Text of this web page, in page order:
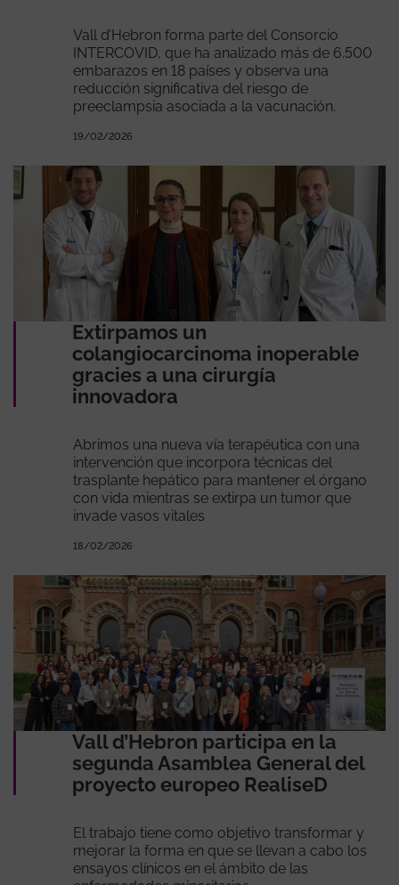
Vall d’Hebron forma parte del Consorcio
INTERCOVID, que ha analizado más de 6.500
embarazos en 18 países y observa una
reducción significativa del riesgo de
preeclampsia asociada a la vacunación.
19/02/2026
Extirpamos un
colangiocarcinoma inoperable
gracies a una cirurgía
innovadora
Abrimos una nueva vía terapéutica con una
intervención que incorpora técnicas del
trasplante hepático para mantener el órgano
con vida mientras se extirpa un tumor que
invade vasos vitales
18/02/2026
Vall d’Hebron participa en la
segunda Asamblea General del
proyecto europeo RealiseD
El trabajo tiene como objetivo transformar y
mejorar la forma en que se llevan a cabo los
ensayos clínicos en el ámbito de las